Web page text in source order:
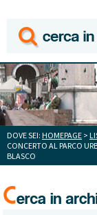
DOVE SEI: HOMEPAGE >
CONCERTO AL PARCO
BLASCO